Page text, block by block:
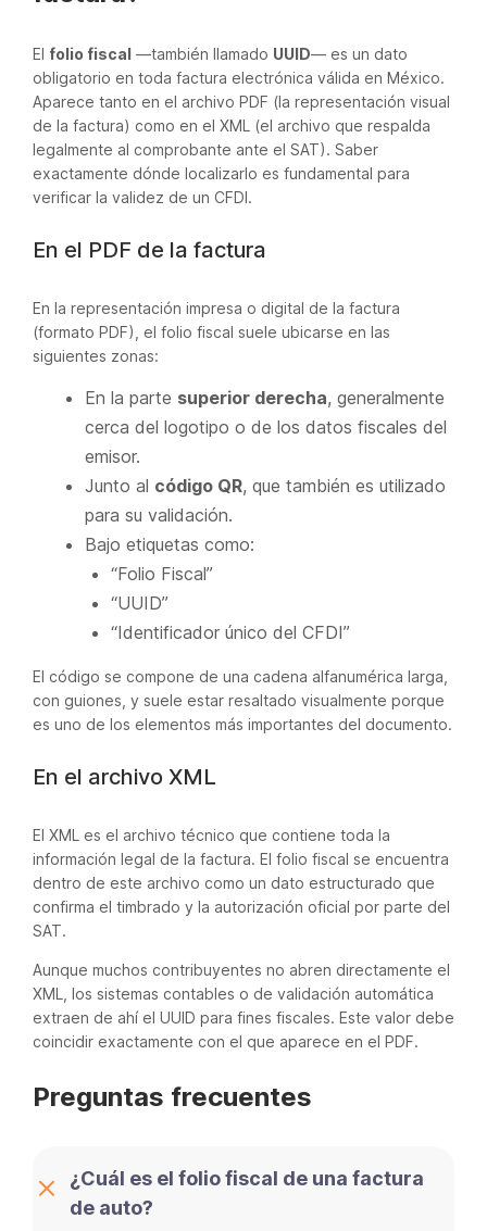
El folio fiscal —también llamado UUID— es un dato
obligatorio en toda factura electrónica válida en México.
Aparece tanto en el archivo PDF (la representación visual
de la factura) como en el XML (el archivo que respalda
legalmente al comprobante ante el SAT). Saber
exactamente dónde localizarlo es fundamental para
verificar la validez de un CFDI.
En el PDF de la factura
En la representación impresa o digital de la factura
(formato PDF), el folio fiscal suele ubicarse en las
siguientes zonas:
En la parte superior derecha, generalmente
cerca del logotipo o de los datos fiscales del
emisor.
Junto al código QR, que también es utilizado
para su validación.
Bajo etiquetas como:
“Folio Fiscal”
“UUID”
“Identificador único del CFDI”
El código se compone de una cadena alfanumérica larga,
con guiones, y suele estar resaltado visualmente porque
es uno de los elementos más importantes del documento.
En el archivo XML
El XML es el archivo técnico que contiene toda la
información legal de la factura. El folio fiscal se encuentra
dentro de este archivo como un dato estructurado que
confirma el timbrado y la autorización oficial por parte del
SAT.
Aunque muchos contribuyentes no abren directamente el
XML, los sistemas contables o de validación automática
extraen de ahí el UUID para fines fiscales. Este valor debe
coincidir exactamente con el que aparece en el PDF.
Preguntas frecuentes
¿Cuál es el folio fiscal de una factura
de auto?